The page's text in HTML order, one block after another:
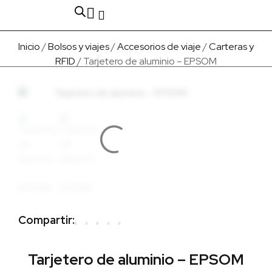
Inicio/Bolsos y viajes/Accesorios de viaje/Carteras y
RFID/ Tarjetero de aluminio – EPSOM
Tarjetero de aluminio – EPSOM
Compartir: